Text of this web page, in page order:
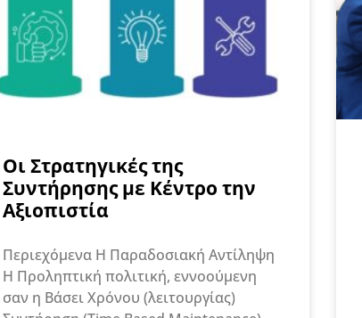
Οι Στρατηγικές της
Συντήρησης με Κέντρο την
Αξιοπιστία
Περιεχόμενα Η Παραδοσιακή Αντίληψη
Η Προληπτική πολιτική, εννοούμενη
σαν η Βάσει Χρόνου (λειτουργίας)